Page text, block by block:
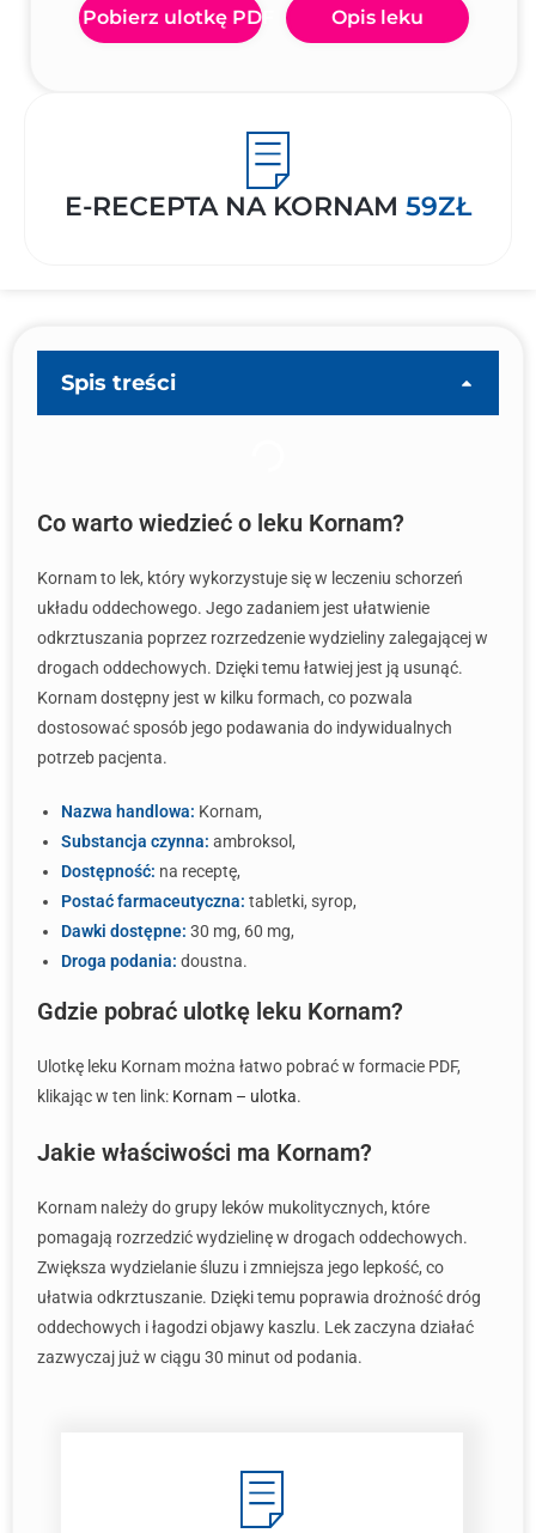
Pobierz ulotkę PDF Opis leku
E-RECEPTA NA KORNAM 59ZŁ
Spis treści
Co warto wiedzieć o leku Kornam?
Kornam to lek, który wykorzystuje się w leczeniu schorzeń
układu oddechowego. Jego zadaniem jest ułatwienie
odkrztuszania poprzez rozrzedzenie wydzieliny zalegającej w
drogach oddechowych. Dzięki temu łatwiej jest ją usunąć.
Kornam dostępny jest w kilku formach, co pozwala
dostosować sposób jego podawania do indywidualnych
potrzeb pacjenta.
Nazwa handlowa: Kornam,
Substancja czynna: ambroksol,
Dostępność: na receptę,
Postać farmaceutyczna: tabletki, syrop,
Dawki dostępne: 30 mg, 60 mg,
Droga podania: doustna.
Gdzie pobrać ulotkę leku Kornam?
Ulotkę leku Kornam można łatwo pobrać w formacie PDF,
klikając w ten link: Kornam – ulotka.
Jakie właściwości ma Kornam?
Kornam należy do grupy leków mukolitycznych, które
pomagają rozrzedzić wydzielinę w drogach oddechowych.
Zwiększa wydzielanie śluzu i zmniejsza jego lepkość, co
ułatwia odkrztuszanie. Dzięki temu poprawia drożność dróg
oddechowych i łagodzi objawy kaszlu. Lek zaczyna działać
zazwyczaj już w ciągu 30 minut od podania.